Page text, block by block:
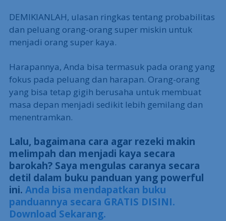
DEMIKIANLAH, ulasan ringkas tentang probabilitas
dan peluang orang-orang super miskin untuk
menjadi orang super kaya.
Harapannya, Anda bisa termasuk pada orang yang
fokus pada peluang dan harapan. Orang-orang
yang bisa tetap gigih berusaha untuk membuat
masa depan menjadi sedikit lebih gemilang dan
menentramkan.
Lalu, bagaimana cara agar rezeki makin
melimpah dan menjadi kaya secara
barokah? Saya mengulas caranya secara
detil dalam buku panduan yang powerful
ini. Anda bisa mendapatkan buku
panduannya secara GRATIS DISINI.
Download Sekarang.